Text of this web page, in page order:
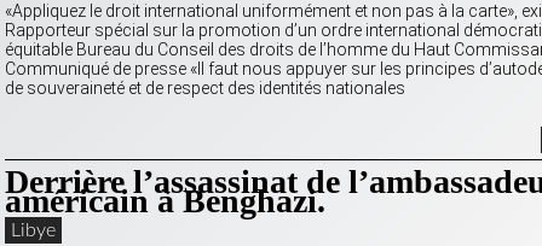
«Appliquez le droit international uniformément et non pas à la carte»,
Rapporteur spécial sur la promotion d’un ordre international
équitable Bureau du Conseil des droits de l’homme du Haut
Communiqué de presse «Il faut nous appuyer sur les principes
de souveraineté et de respect des identités nationales
Derrière l’assassinat de
américain à Benghazi.
Libye